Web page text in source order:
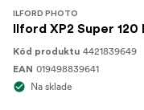
ILFORD PHOTO
Ilford XP2 Super 120
Kód produktu 4421839649
EAN 019498839641
Na sklade